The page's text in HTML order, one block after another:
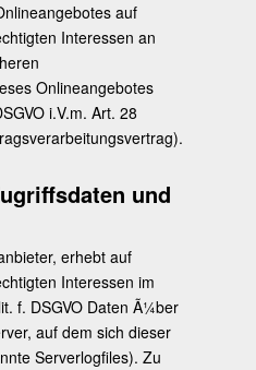
auf
Interessen an
Onlineangebotes
i.V.m. Art. 28
und
erhebt auf
Interessen im
f. DSGVO Daten Ã¼ber
auf dem sich dieser
Serverlogfiles). Zu